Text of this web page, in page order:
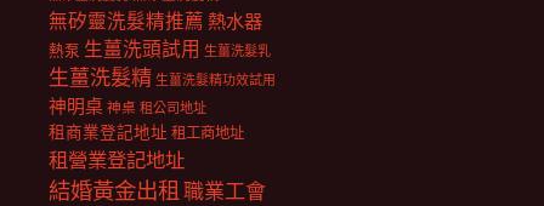
無矽靈洗髮精推薦 熱水器
熱泵 生薑洗頭試用 生薑洗髮乳
生薑洗髮精 生薑洗髮精功效試用
神明桌 神桌 租公司地址
租商業登記地址 租工商地址
租營業登記地址
結婚黃金出租職業工會